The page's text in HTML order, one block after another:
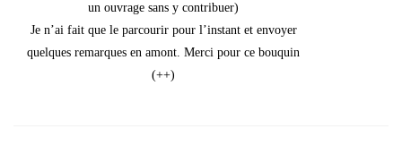
un ouvrage sans y contri­buer)
Je n’ai fait que le par­cou­rir pour l’ins­tant et envoyer
quelques remarques en amont. Mer­ci pour ce bou­quin
(++)